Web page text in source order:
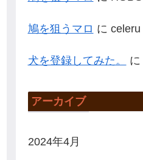
鳩を狙うマロ に celeru
犬を登録してみた。 に
アーカイブ
2024年4月